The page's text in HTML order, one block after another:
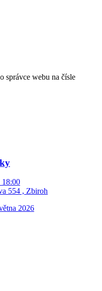
správce webu na čísle
18:00
554 , Zbiroh
2026